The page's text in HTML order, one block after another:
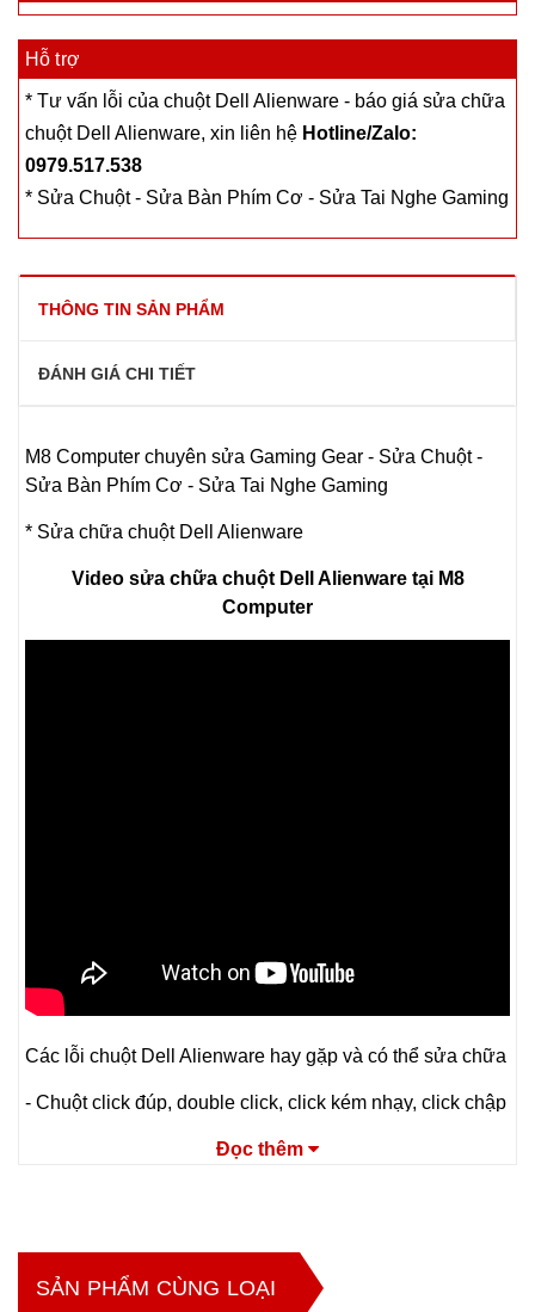
Hỗ trợ
* Tư vấn lỗi của chuột Dell Alienware - báo giá sửa chữa
chuột Dell Alienware, xin liên hệ Hotline/Zalo:
0979.517.538
* Sửa Chuột - Sửa Bàn Phím Cơ - Sửa Tai Nghe Gaming
THÔNG TIN SẢN PHẨM
ĐÁNH GIÁ CHI TIẾT
M8 Computer chuyên sửa Gaming Gear - Sửa Chuột -
Sửa Bàn Phím Cơ - Sửa Tai Nghe Gaming
* Sửa chữa chuột Dell Alienware
Video sửa chữa chuột Dell Alienware tại M8
Computer
Các lỗi chuột Dell Alienware hay gặp và có thể sửa chữa
- Chuột click đúp, double click, click kém nhạy, click chập
- Chuột chập chờn, lúc nhận lúc không, lỗi nguồn
- Chuột bị đứt dây do sử dụng lâu hoặc tác động bên
Đọc thêm
SẢN PHẨM CÙNG LOẠI